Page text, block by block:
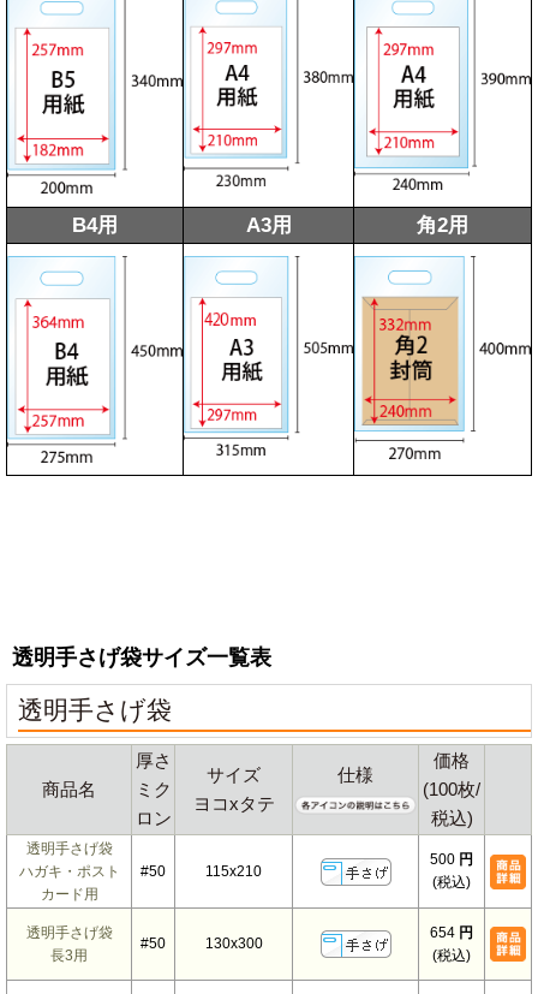
B4用 A3用 角2用
透明手さげ袋サイズ一覧表
透明手さげ袋
商品名
厚さ
ミク
ロン
サイズ
ヨコxタテ
仕様
価格
(100枚/
税込)
透明手さげ袋
ハガキ・ポスト
カード用
#50 115x210
500 円
(税込)
透明手さげ袋
長3用
#50 130x300
654 円
(税込)